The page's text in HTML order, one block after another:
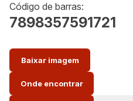
Código de barras:
7898357591721
Baixar imagem
Onde encontrar